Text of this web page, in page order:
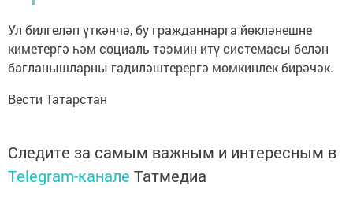
Ул билгеләп үткәнчә, бу гражданнарга йөкләнешне
киметергә һәм социаль тәэмин итү системасы белән
багланышларны гадиләштерергә мөмкинлек бирәчәк.
Вести Татарстан
Следите за самым важным и интересным в
Telegram-канале Татмедиа